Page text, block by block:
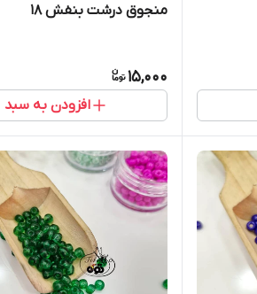
منجوق درشت بنفش ۱۸
15,000
افزودن به سبد